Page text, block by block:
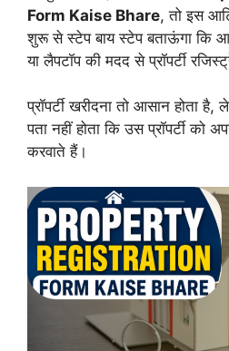
Form Kaise Bhare, तो इस
शुरू से स्टेप बाय स्टेप बताऊंगा कि
या लैपटॉप की मदद से प्रॉपर्टी
प्रॉपर्टी खरीदना तो आसान होता
पता नहीं होता कि उस प्रॉपर्टी को
करवाते हैं।